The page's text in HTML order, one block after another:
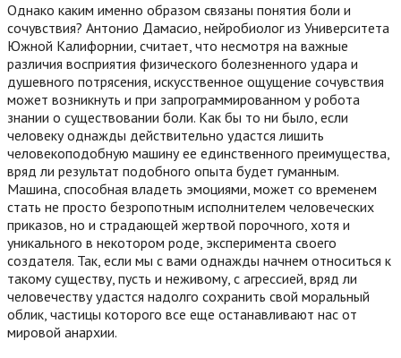
Однако каким именно образом связаны понятия боли и
сочувствия? Антонио Дамасио, нейробиолог из Университета
Южной Калифорнии, считает, что несмотря на важные
различия восприятия физического болезненного удара и
душевного потрясения, искусственное ощущение сочувствия
может возникнуть и при запрограммированном у робота
знании о существовании боли. Как бы то ни было, если
человеку однажды действительно удастся лишить
человекоподобную машину ее единственного преимущества,
вряд ли результат подобного опыта будет гуманным.
Машина, способная владеть эмоциями, может со временем
стать не просто безропотным исполнителем человеческих
приказов, но и страдающей жертвой порочного, хотя и
уникального в некотором роде, эксперимента своего
создателя. Так, если мы с вами однажды начнем относиться к
такому существу, пусть и неживому, с агрессией, вряд ли
человечеству удастся надолго сохранить свой моральный
облик, частицы которого все еще останавливают нас от
мировой анархии.